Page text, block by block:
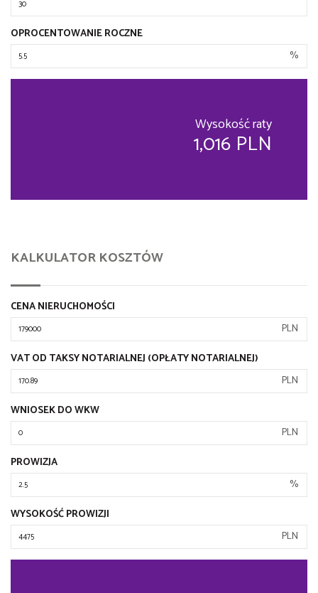
OPROCENTOWANIE ROCZNE
%
Wysokość raty
1,016 PLN
KALKULATOR KOSZTÓW
CENA NIERUCHOMOŚCI
PLN
VAT OD TAKSY NOTARIALNEJ (OPŁATY NOTARIALNEJ)
PLN
WNIOSEK DO WKW
PLN
PROWIZJA
%
WYSOKOŚĆ PROWIZJI
PLN